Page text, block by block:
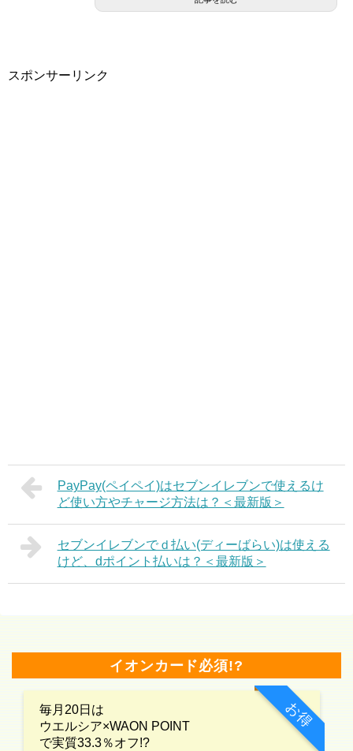
スポンサーリンク
PayPay(ペイペイ)はセブンイレブンで使えるけ
ど使い方やチャージ方法は？＜最新版＞
セブンイレブンでｄ払い(ディーばらい)は使える
けど、dポイント払いは？＜最新版＞
イオンカード必須!?
お得
毎月20日は
ウエルシア×WAON POINT
で実質33.3％オフ!?